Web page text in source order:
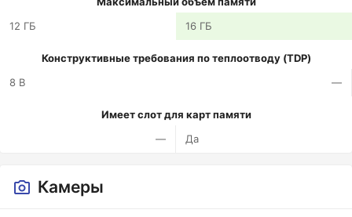
12 ГБ
16 ГБ
Конструктивные требования по теплоотводу (TDP)
8 В
—
Имеет слот для карт памяти
—
Да
Камеры